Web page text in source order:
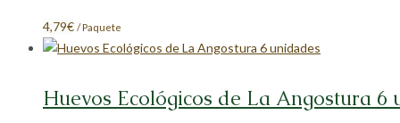
4,79€ / Paquete
Huevos Ecológicos de La Angostura 6